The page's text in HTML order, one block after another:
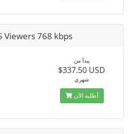
Viewers 768 kbps
يبدأ من
$337.50 USD
شهري
أطلبه الآن